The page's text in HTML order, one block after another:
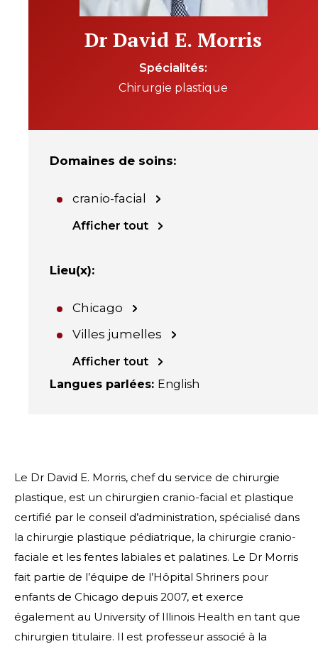
Dr David E. Morris
Spécialités
Chirurgie plastique
Domaines de soins:
cranio-facial
Afficher tout
Lieu(x):
Chicago
Villes jumelles
Afficher tout
Langues parlées: English
Le Dr David E. Morris, chef du service de chirurgie
plastique, est un chirurgien cranio-facial et plastique
certifié par le conseil d’administration, spécialisé dans
la chirurgie plastique pédiatrique, la chirurgie cranio-
faciale et les fentes labiales et palatines. Le Dr Morris
fait partie de l’équipe de l’Hôpital Shriners pour
enfants de Chicago depuis 2007, et exerce
également au University of Illinois Health en tant que
chirurgien titulaire. Il est professeur associé à la